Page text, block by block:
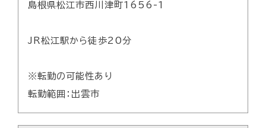
島根県松江市西川津町1656-1
JR松江駅から徒歩20分
※転勤の可能性あり
転勤範囲：出雲市